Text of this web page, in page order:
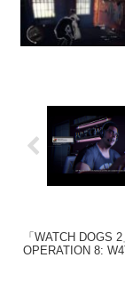
「WATCH DOGS
OPERATION 8: